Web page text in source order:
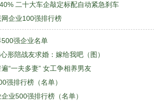
二十大车企敲定标配自动紧急刹车
企业100强排行榜
强企业名单
形陪战友求婚：嫁给我吧（图）
“一夫多妻” 女工争相养男友
强排行榜（名单）
业500强排行榜（名单）